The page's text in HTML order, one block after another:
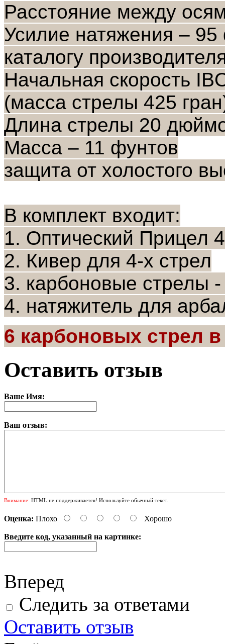
Расстояние между
Усилие натяжения –
каталогу
Начальная скорость
(масса стрелы 425
Длина стрелы 20
Масса – 11 фунтов
защита от холостого
В комплект входит:
1. Оптический Прицел
2. Кивер для 4-х стрел
3. карбоновые стрелы
4. натяжитель для
6 карбоновых стрел
Оставить отзыв
Ваше Имя:
Ваш отзыв:
Внимание: HTML не поддерживается! Используйте обычный текст.
Оценка: Плохо Хорошо
Введите код, указанный на картинке:
Вперед
Следить за ответами
Оставить отзыв